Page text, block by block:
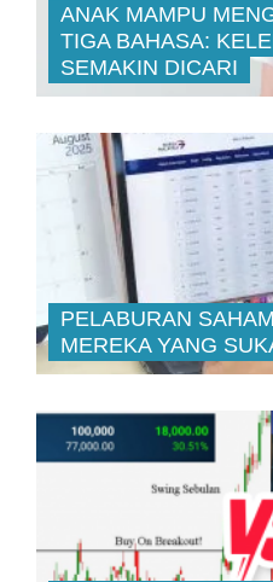
ANAK MAMPU
TIGA BAHASA:
SEMAKIN DICARI
PELABURAN
MEREKA YANG